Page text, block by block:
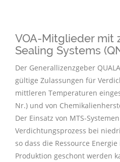
VOA-Mitglieder mit
Sealing Systems
Der Generallizenzgeber
gültige Zulassungen für
mittleren Temperaturen
Nr.) und von
Der Einsatz von MTS-
Verdichtungsprozess bei
so dass die Ressource
Produktion geschont werden